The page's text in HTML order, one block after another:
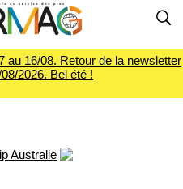
au 16/08. Retour de la newsletter
2026. Bel été !